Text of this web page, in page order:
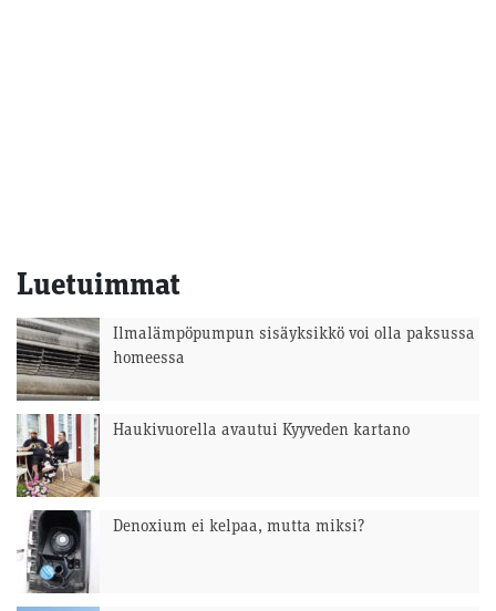
Luetuimmat
Ilmalämpöpumpun sisäyksikkö voi olla paksussa
homeessa
Haukivuorella avautui Kyyveden kartano
Denoxium ei kelpaa, mutta miksi?